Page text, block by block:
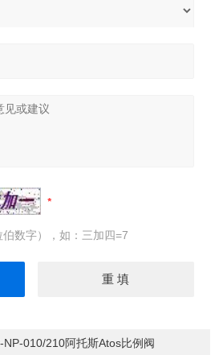
数字），如：三加四=7
NP-010/210阿托斯Atos比例阀